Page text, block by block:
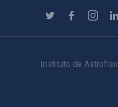
Instituto de